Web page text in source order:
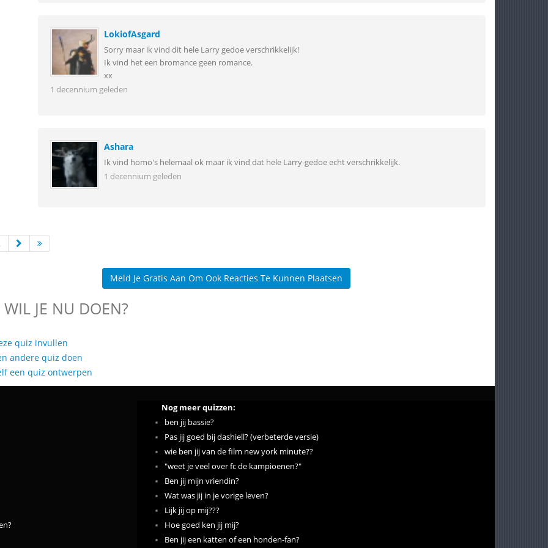
LokiofAsgard
Sorry maar ik vind dit hele Larry gedoe verschrikkelijk!
Ik vind het een bromance geen romance.
xx
1 decennium geleden
Ashara
Ik vind homo's helemaal ok maar ik vind dat hele Larry-gedoe echt verschrikkelijk.
1 decennium geleden
Meld Je Gratis Aan Om Ook Reacties Te Kunnen Plaatsen
JE NU DOEN?
quiz invullen
andere quiz doen
een quiz ontwerpen
Nog meer quizzen:
ben jij bassie?
Pas jij goed bij dashiell? (verbeterde versie)
wie ben jij van de film new york minute??
"weet je veel over fc de kampioenen?"
Ben jij mijn vriendin?
Wat was jij in je vorige leven?
Lijk jij op mij???
Hoe goed ken jij mij?
Ben jij een katten of een honden-fan?